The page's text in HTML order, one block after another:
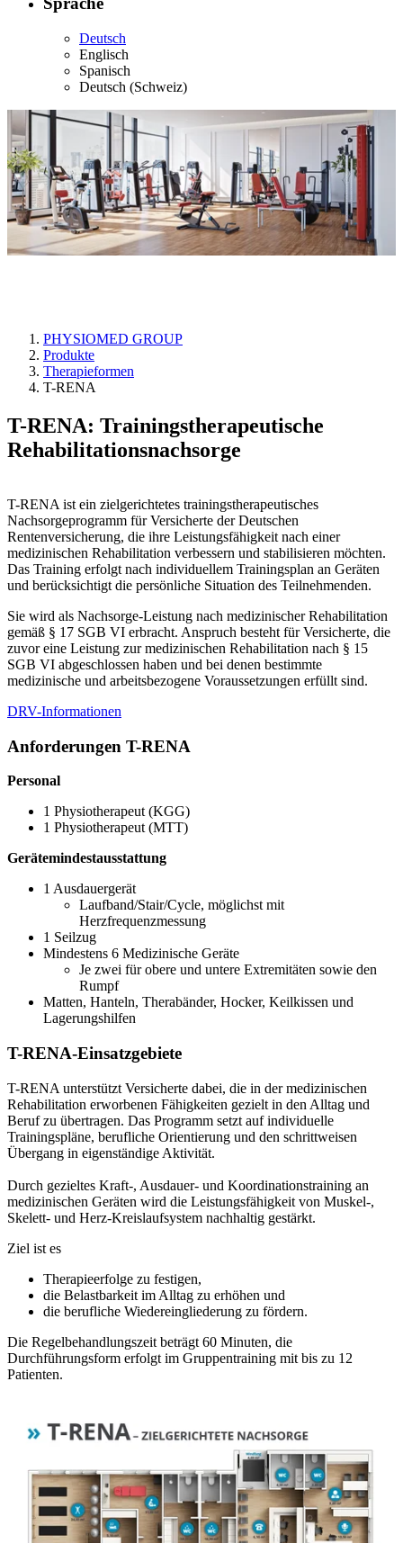
Deutsch
Englisch
Spanisch
Deutsch (Schweiz)
PHYSIOMED GROUP
Produkte
Therapieformen
T-RENA
T-RENA: Trainingstherapeutische
Rehabilitationsnachsorge
T-RENA ist ein zielgerichtetes trainingstherapeutisches
Nachsorgeprogramm für Versicherte der Deutschen
Rentenversicherung, die ihre Leistungsfähigkeit nach einer
medizinischen Rehabilitation verbessern und stabilisieren möchten.
Das Training erfolgt nach individuellem Trainingsplan an Geräten
und berücksichtigt die persönliche Situation des Teilnehmenden.
Sie wird als Nachsorge-Leistung nach medizinischer Rehabilitation
gemäß § 17 SGB VI erbracht. Anspruch besteht für Versicherte, die
zuvor eine Leistung zur medizinischen Rehabilitation nach § 15
SGB VI abgeschlossen haben und bei denen bestimmte
medizinische und arbeitsbezogene Voraussetzungen erfüllt sind.
DRV-Informationen
Anforderungen T-RENA
Personal
1 Physiotherapeut (KGG)
1 Physiotherapeut (MTT)
Gerätemindestausstattung
1 Ausdauergerät
Laufband/Stair/Cycle, möglichst mit
Herzfrequenzmessung
1 Seilzug
Mindestens 6 Medizinische Geräte
Je zwei für obere und untere Extremitäten sowie den
Rumpf
Matten, Hanteln, Therabänder, Hocker, Keilkissen und
Lagerungshilfen
T-RENA-Einsatzgebiete
T-RENA unterstützt Versicherte dabei, die in der medizinischen
Rehabilitation erworbenen Fähigkeiten gezielt in den Alltag und
Beruf zu übertragen. Das Programm setzt auf individuelle
Trainingspläne, berufliche Orientierung und den schrittweisen
Übergang in eigenständige Aktivität.
Durch gezieltes Kraft-, Ausdauer- und Koordinationstraining an
medizinischen Geräten wird die Leistungsfähigkeit von Muskel-,
Skelett- und Herz-Kreislaufsystem nachhaltig gestärkt.
Ziel ist es
Therapieerfolge zu festigen,
die Belastbarkeit im Alltag zu erhöhen und
die berufliche Wiedereingliederung zu fördern.
Die Regelbehandlungszeit beträgt 60 Minuten, die
Durchführungsform erfolgt im Gruppentraining mit bis zu 12
Patienten.